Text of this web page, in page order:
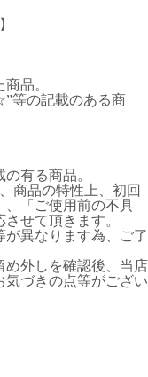
品。
等の記載のある商
有る商品。
商品の特性上、初回
、「ご使用前の不具
せて頂きます。
が異なります為、ご了
外しを確認後、当店
気づきの点等がござい